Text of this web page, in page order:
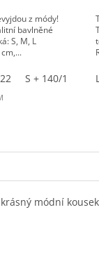
z módy!
bavlněné
S, M, L
S + 140/146
módní